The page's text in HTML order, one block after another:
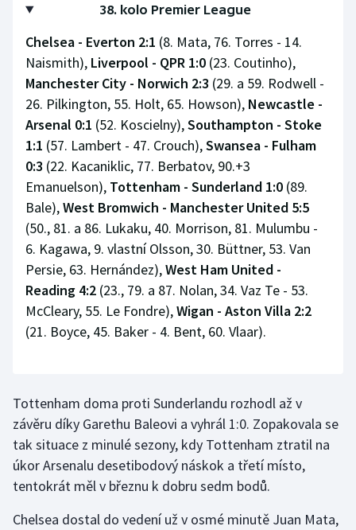
38. kolo Premier League
Chelsea - Everton 2:1 (8. Mata, 76. Torres - 14.
Naismith), Liverpool - QPR 1:0 (23. Coutinho),
Manchester City - Norwich 2:3 (29. a 59. Rodwell -
26. Pilkington, 55. Holt, 65. Howson), Newcastle -
Arsenal 0:1 (52. Koscielny),Southampton - Stoke
1:1 (57. Lambert - 47. Crouch),Swansea - Fulham
0:3 (22. Kacaniklic, 77. Berbatov, 90.+3
Emanuelson), Tottenham - Sunderland 1:0 (89.
Bale),West Bromwich - Manchester United 5:5
(50., 81. a 86. Lukaku, 40. Morrison, 81. Mulumbu -
6. Kagawa, 9. vlastní Olsson, 30. Büttner, 53. Van
Persie, 63. Hernández),West Ham United -
Reading 4:2 (23., 79. a 87. Nolan, 34. Vaz Te - 53.
McCleary, 55. Le Fondre),Wigan - Aston Villa 2:2
(21. Boyce, 45. Baker - 4. Bent, 60. Vlaar).
Tottenham doma proti Sunderlandu rozhodl až v
závěru díky Garethu Baleovi a vyhrál 1:0. Zopakovala se
tak situace z minulé sezony, kdy Tottenham ztratil na
úkor Arsenalu desetibodový náskok a třetí místo,
tentokrát měl v březnu k dobru sedm bodů.
Chelsea dostal do vedení už v osmé minutě Juan Mata,